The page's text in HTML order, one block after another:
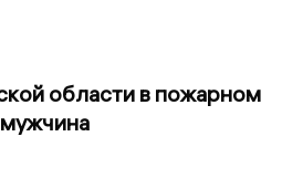
области в пожарном